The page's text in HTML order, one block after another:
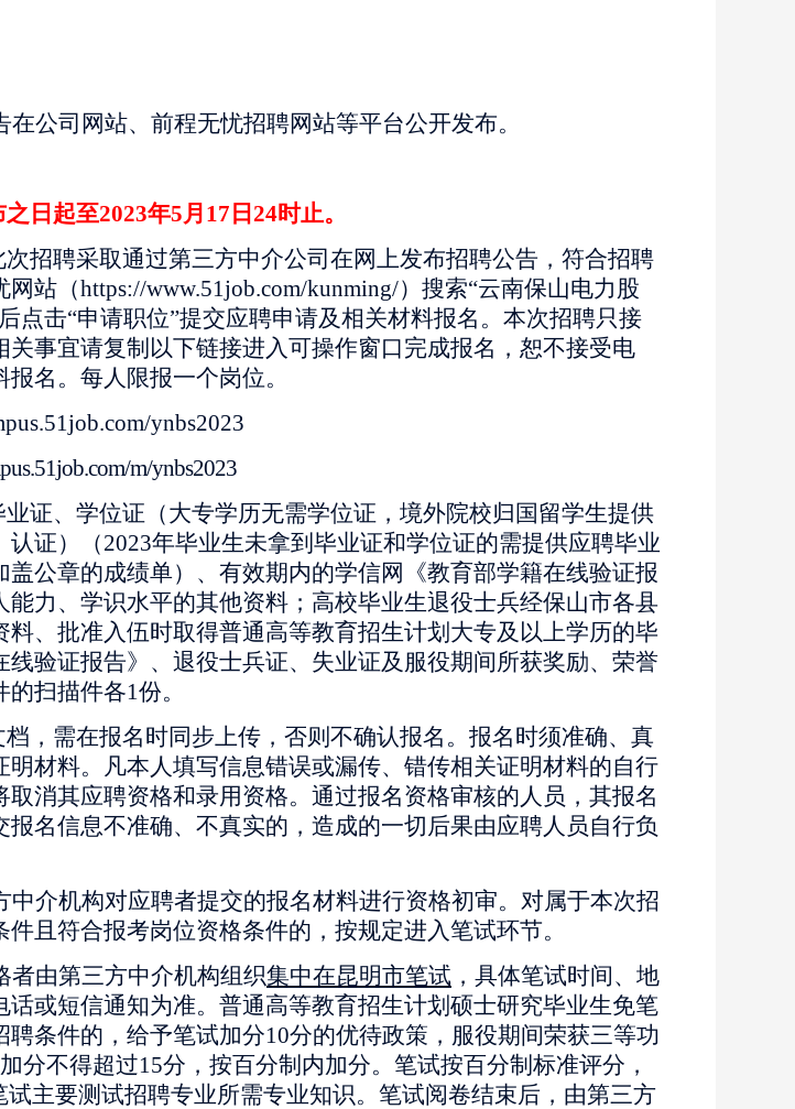
在公司网站、前程无忧招聘网站等平台公开发布。
日起至2023年5月17日24时止。
次招聘采取通过第三方中介公司在网上发布招聘公告，符合招聘
站（https://www.51job.com/kunming/）搜索“云南保山电力股
点击“申请职位”提交应聘申请及相关材料报名。本次招聘只接
事宜请复制以下链接进入可操作窗口完成报名，恕不接受电
名。每人限报一个岗位。
ynbs2023
m/ynbs2023
证、学位证（大专学历无需学位证，境外院校归国留学生提供
证）（2023年毕业生未拿到毕业证和学位证的需提供应聘毕业
公章的成绩单）、有效期内的学信网《教育部学籍在线验证报
力、学识水平的其他资料；高校毕业生退役士兵经保山市各县
料、批准入伍时取得普通高等教育招生计划大专及以上学历的毕
验证报告》、退役士兵证、失业证及服役期间所获奖励、荣誉
扫描件各1份。
，需在报名时同步上传，否则不确认报名。报名时须准确、真
材料。凡本人填写信息错误或漏传、错传相关证明材料的自行
消其应聘资格和录用资格。通过报名资格审核的人员，其报名
名信息不准确、不真实的，造成的一切后果由应聘人员自行负
中介机构对应聘者提交的报名材料进行资格初审。对属于本次招
且符合报考岗位资格条件的，按规定进入笔试环节。
者由第三方中介机构组织集中在昆明市笔试 ，具体笔试时间、地
话或短信通知为准。普通高等教育招生计划硕士研究毕业生免笔
条件的，给予笔试加分10分的优待政策，服役期间荣获三等功
分不得超过15分，按百分制内加分。笔试按百分制标准评分，
主要测试招聘专业所需专业知识。笔试阅卷结束后，由第三方